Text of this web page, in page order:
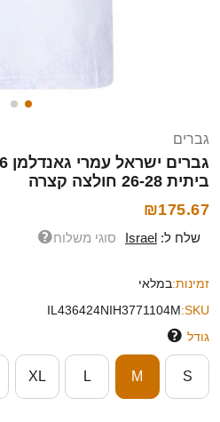
גברים
ביתית 26-28 חולצה קצרה
₪175.67
שלח ל: Israel סוגי משלוח
זמינות:במלאי
SKU:
IL436424NIH3771104M
גודל
S
M
L
XL